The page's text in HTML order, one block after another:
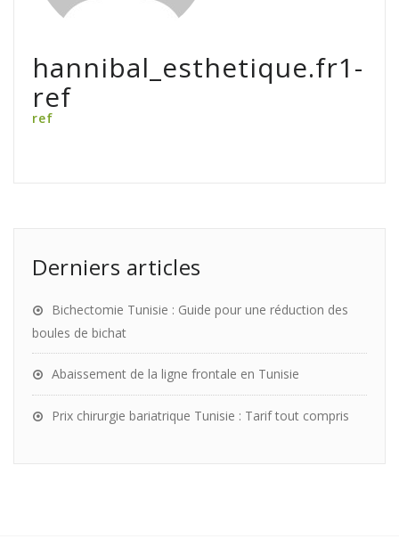
hannibal_esthetique.fr1-
ref
ref
Derniers articles
Bichectomie Tunisie : Guide pour une réduction des
boules de bichat
Abaissement de la ligne frontale en Tunisie
Prix chirurgie bariatrique Tunisie : Tarif tout compris